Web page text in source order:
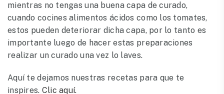
mientras no tengas una buena capa de curado,
cuando cocines alimentos ácidos como los tomates,
estos pueden deteriorar dicha capa, por lo tanto es
importante luego de hacer estas preparaciones
realizar un curado una vez lo laves.
Aquí te dejamos nuestras recetas para que te
inspires. Clic aquí.